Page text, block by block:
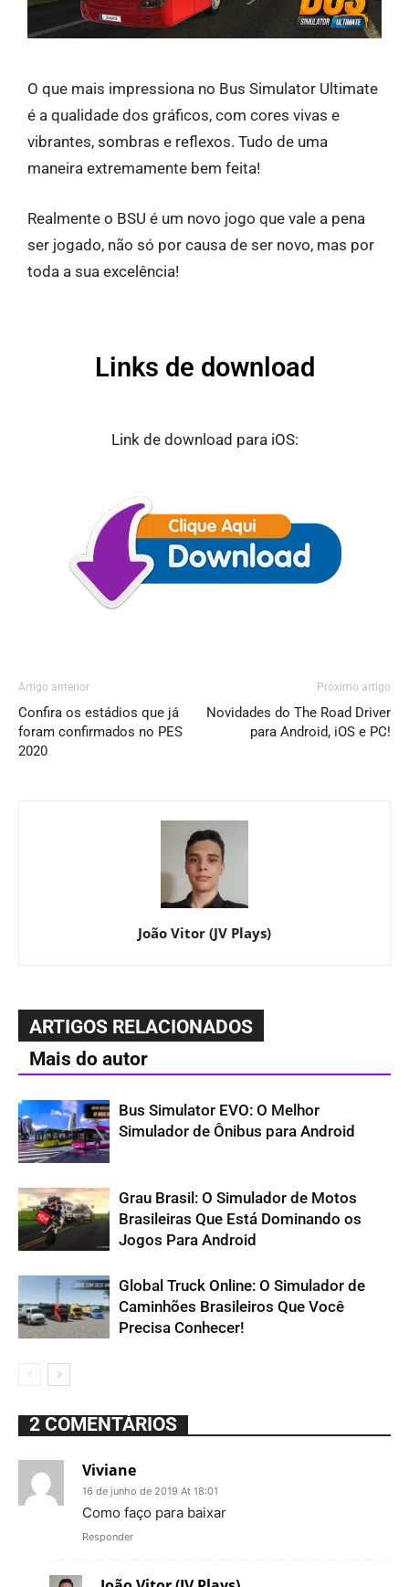
O que mais impressiona no Bus Simulator Ultimate
é a qualidade dos gráficos, com cores vivas e
vibrantes, sombras e reflexos. Tudo de uma
maneira extremamente bem feita!
Realmente o BSU é um novo jogo que vale a pena
ser jogado, não só por causa de ser novo, mas por
toda a sua excelência!
Links de download
Link de download para iOS:
Artigo anterior
Confira os estádios que já
foram confirmados no PES
2020
Próximo artigo
Novidades do The Road Driver
para Android, iOS e PC!
João Vitor (JV Plays)
ARTIGOS RELACIONADOS
Mais do autor
Bus Simulator EVO: O Melhor
Simulador de Ônibus para Android
Grau Brasil: O Simulador de Motos
Brasileiras Que Está Dominando os
Jogos Para Android
Global Truck Online: O Simulador de
Caminhões Brasileiros Que Você
Precisa Conhecer!
2 COMENTÁRIOS
Viviane
16 de junho de 2019 At 18:01
Como faço para baixar
Responder